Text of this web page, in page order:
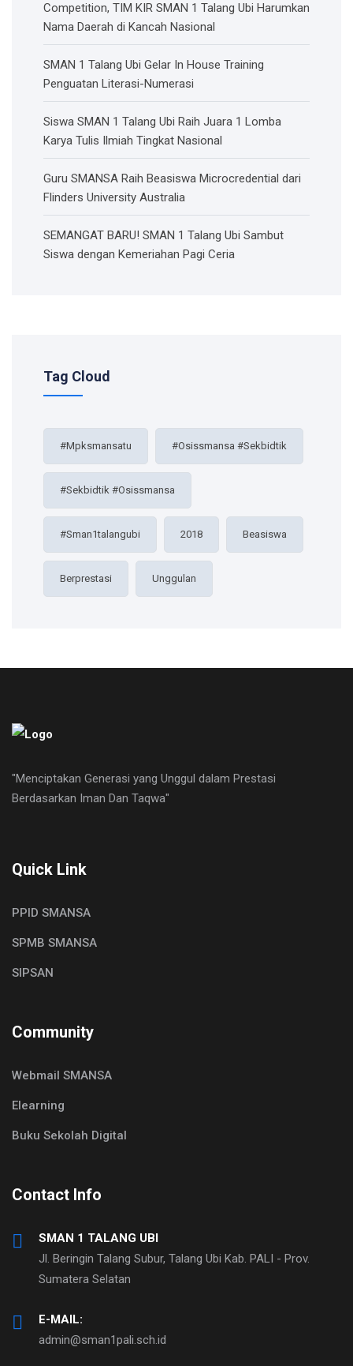
Competition, TIM KIR SMAN 1 Talang Ubi Harumkan
Nama Daerah di Kancah Nasional
SMAN 1 Talang Ubi Gelar In House Training
Penguatan Literasi-Numerasi
Siswa SMAN 1 Talang Ubi Raih Juara 1 Lomba
Karya Tulis Ilmiah Tingkat Nasional
Guru SMANSA Raih Beasiswa Microcredential dari
Flinders University Australia
SEMANGAT BARU! SMAN 1 Talang Ubi Sambut
Siswa dengan Kemeriahan Pagi Ceria
Tag Cloud
#mpksmansatu #osissmansa #sekbidtik
#sekbidtik #osissmansa
#sman1talangubi 2018 Beasiswa
Berprestasi Unggulan
"Menciptakan Generasi yang Unggul dalam Prestasi
Berdasarkan Iman Dan Taqwa"
Quick Link
PPID SMANSA
SPMB SMANSA
SIPSAN
Community
Webmail SMANSA
Elearning
Buku Sekolah Digital
Contact Info
SMAN 1 TALANG UBI
Jl. Beringin Talang Subur, Talang Ubi Kab. PALI - Prov.
Sumatera Selatan
E-MAIL:
admin@sman1pali.sch.id